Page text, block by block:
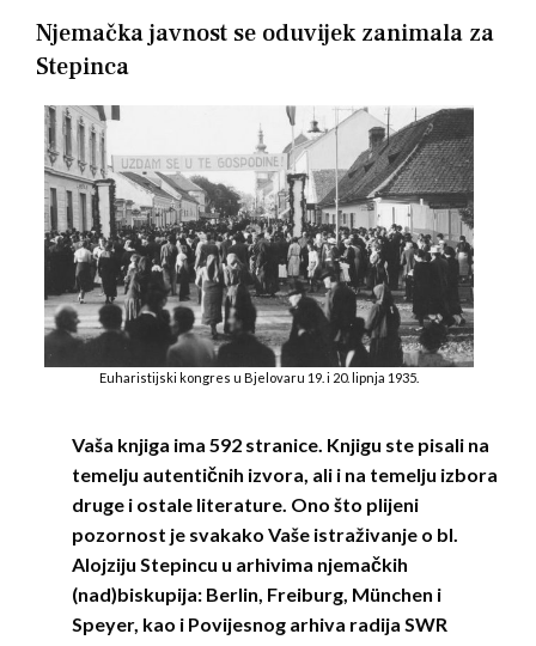
Njemačka javnost se oduvijek zanimala za
Stepinca
Euharistijski kongres u Bjelovaru 19. i 20. lipnja 1935.
Vaša knjiga ima 592 stranice. Knjigu ste pisali na
temelju autentičnih izvora, ali i na temelju izbora
druge i ostale literature. Ono što plijeni
pozornost je svakako Vaše istraživanje o bl.
Alojziju Stepincu u arhivima njemačkih
(nad)biskupija: Berlin, Freiburg, München i
Speyer, kao i Povijesnog arhiva radija SWR